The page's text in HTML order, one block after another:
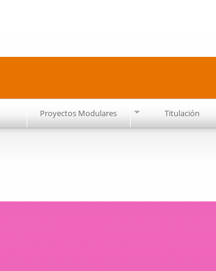
Proyectos Modulares Titulación